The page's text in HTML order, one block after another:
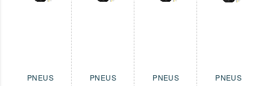
PNEUS PNEUS PNEUS PNEUS